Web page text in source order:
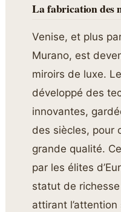
La fabrication des
Venise, et plus
Murano, est
miroirs de luxe.
développé des
innovantes,
des siècles, pour
grande qualité.
par les élites
statut de
attirant l’attention